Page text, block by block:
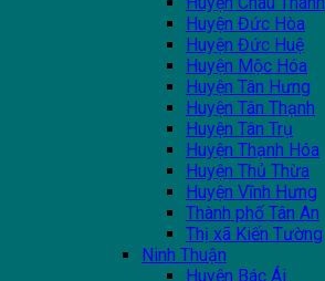
Huyện Đức Hòa
Huyện Đức Huệ
Huyện Mộc Hóa
Huyện Tân Hưng
Huyện Tân Thạnh
Huyện Tân Trụ
Huyện Thạnh Hóa
Huyện Thủ Thừa
Huyện Vĩnh Hưng
Thành phố Tân An
Thị xã Kiến Tường
Ninh Thuận
Huyện Bác Ái